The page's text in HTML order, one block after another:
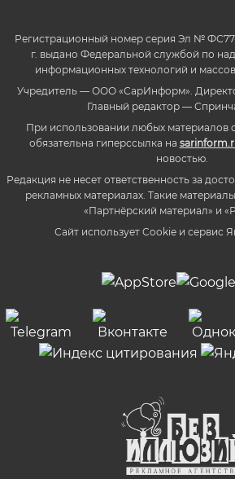
Регистрационный номер серия Эл № ФС77-
г. выдано Федеральной службой по
информационных технологий и
Учредитель — ООО «СарИнформ».
Главный редактор —
При использовании любых материалов
обязательна гиперссылка на
новостью.
Редакция не несет ответственность за
рекламных материалах. Такие
«Партнёрский материал» и
Сайт использует Cookie и сервиc